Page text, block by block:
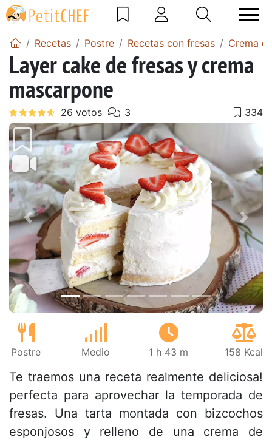
Recetas Postre Recetas con fresas Crema
Layer cake de fresas y crema
mascarpone
Anterior
Postre Medio 1 h 43 m 158 Kcal
Te traemos una receta realmente deliciosa!
perfecta para aprovechar la temporada de
fresas. Una tarta montada con bizcochos
esponjosos y relleno de una crema de